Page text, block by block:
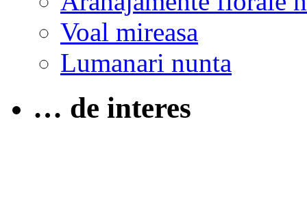
Voal mireasa
Lumanari nunta
… de interes